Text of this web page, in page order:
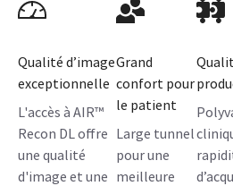
Qualité d’image
exceptionnelle
L'accès à AIR™
Recon DL offre
une qualité
d'image et une
Grand
confort pour
le patient
Large tunnel
pour une
meilleure